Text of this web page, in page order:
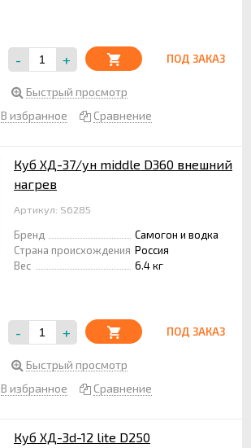
- + ПОД ЗАКАЗ
Быстрый просмотр
В избранное
Сравнение
Куб ХД-37/ун middle D360 внешний
нагрев
Артикул: S6285
Бренд
Самогон и водка
Страна происхождения Россия
Вес
6.4 кг
- + ПОД ЗАКАЗ
Быстрый просмотр
В избранное
Сравнение
Куб ХД-3d-12 lite D250